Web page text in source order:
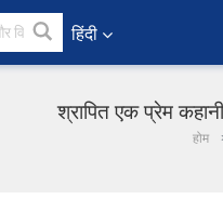
हिंदी
श्रापित एक प्रेम
होम